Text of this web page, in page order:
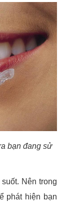
bạn đang sử
Nên trong
phát hiện bạn